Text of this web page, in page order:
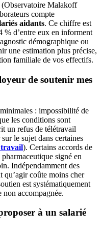
(Observatoire Malakoff
compte
aidants. Ce chiffre est
% d’entre eux en informent
démographique ou
une estimation plus précise,
familiale de vos effectifs.
de soutenir mes
: impossibilité de
les conditions sont
un refus de télétravail
le sujet dans certaines
). Certains accords de
signé en
Indépendamment des
qu’agir coûte moins cher
est systématiquement
non accompagnée.
à un salarié